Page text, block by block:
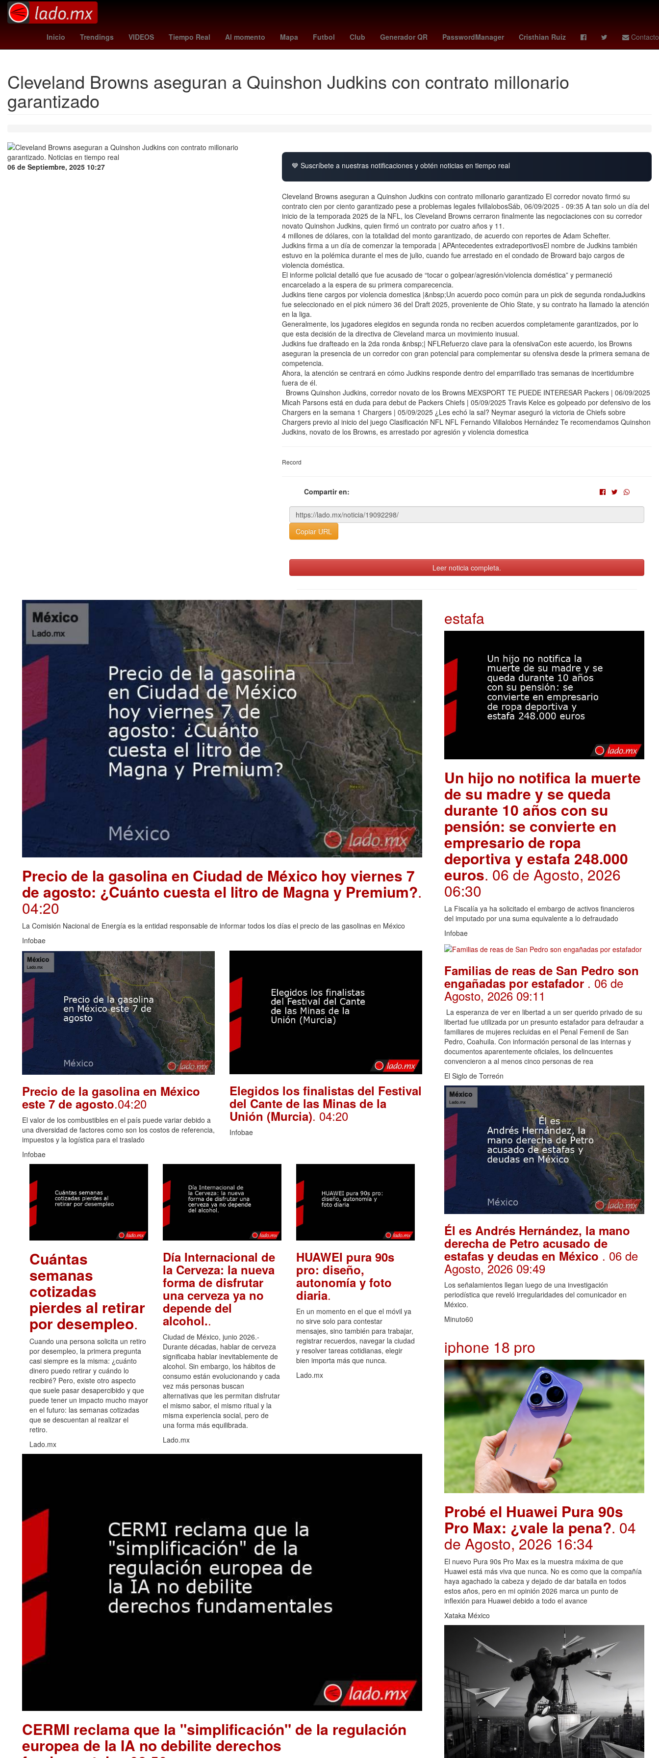
Inicio Trendings VIDEOS Tiempo Real Al momento Mapa Futbol Club Generador QR PasswordManager Cristhian Ruiz Contacto
2024 iphone 18 pro Américo Villarreal Banderilla vasco da gama - medellín Semana Santa Dólar estadounidense 27 de marzo Argentina Brasil
Cleveland Browns aseguran a Quinshon Judkins con contrato millonario
garantizado
06 de Septiembre, 2025 10:27 💙 Suscríbete a nuestras notificaciones y obtén noticias en tiempo real
Cleveland Browns aseguran a Quinshon Judkins con contrato millonario garantizado El corredor novato firmó su
contrato cien por ciento garantizado pese a problemas legales fvillalobosSáb, 06/09/2025 - 09:35 A tan solo un día del
inicio de la temporada 2025 de la NFL, los Cleveland Browns cerraron finalmente las negociaciones con su corredor
novato Quinshon Judkins, quien firmó un contrato por cuatro años y 11.
4 millones de dólares, con la totalidad del monto garantizado, de acuerdo con reportes de Adam Schefter.
Judkins firma a un día de comenzar la temporada | APAntecedentes extradeportivosEl nombre de Judkins también
estuvo en la polémica durante el mes de julio, cuando fue arrestado en el condado de Broward bajo cargos de
violencia doméstica.
El informe policial detalló que fue acusado de “tocar o golpear/agresión/violencia doméstica” y permaneció
encarcelado a la espera de su primera comparecencia.
Judkins tiene cargos por violencia domestica |&nbsp;Un acuerdo poco común para un pick de segunda rondaJudkins
fue seleccionado en el pick número 36 del Draft 2025, proveniente de Ohio State, y su contrato ha llamado la atención
en la liga.
Generalmente, los jugadores elegidos en segunda ronda no reciben acuerdos completamente garantizados, por lo
que esta decisión de la directiva de Cleveland marca un movimiento inusual.
Judkins fue drafteado en la 2da ronda &nbsp;| NFLRefuerzo clave para la ofensivaCon este acuerdo, los Browns
aseguran la presencia de un corredor con gran potencial para complementar su ofensiva desde la primera semana de
competencia.
Ahora, la atención se centrará en cómo Judkins responde dentro del emparrillado tras semanas de incertidumbre
fuera de él.
Browns Quinshon Judkins, corredor novato de los Browns MEXSPORT TE PUEDE INTERESAR Packers | 06/09/2025
Micah Parsons está en duda para debut de Packers Chiefs | 05/09/2025 Travis Kelce es golpeado por defensivo de los
Chargers en la semana 1 Chargers | 05/09/2025 ¿Les echó la sal? Neymar aseguró la victoria de Chiefs sobre
Chargers previo al inicio del juego Clasificación NFL NFL Fernando Villalobos Hernández Te recomendamos Quinshon
Judkins, novato de los Browns, es arrestado por agresión y violencia domestica
Record
Compartir en:
Copiar URL
Leer noticia completa.
Precio de la gasolina en Ciudad de México hoy viernes 7
de agosto: ¿Cuánto cuesta el litro de Magna y Premium?.
04:20
La Comisión Nacional de Energía es la entidad responsable de informar todos los días el precio de las gasolinas en México
Infobae
Precio de la gasolina en México
este 7 de agosto.04:20
El valor de los combustibles en el país puede variar debido a
una diversidad de factores como son los costos de referencia,
impuestos y la logística para el traslado
Infobae
Elegidos los finalistas del Festival
del Cante de las Minas de la
Unión (Murcia). 04:20
Infobae
Cuántas
semanas
cotizadas
pierdes al retirar
por desempleo.
Cuando una persona solicita un retiro
por desempleo, la primera pregunta
casi siempre es la misma: ¿cuánto
dinero puedo retirar y cuándo lo
recibiré? Pero, existe otro aspecto
que suele pasar desapercibido y que
puede tener un impacto mucho mayor
en el futuro: las semanas cotizadas
que se descuentan al realizar el
retiro.
Lado.mx
Día Internacional de
la Cerveza: la nueva
forma de disfrutar
una cerveza ya no
depende del
alcohol..
Ciudad de México, junio 2026.-
Durante décadas, hablar de cerveza
significaba hablar inevitablemente de
alcohol. Sin embargo, los hábitos de
consumo están evolucionando y cada
vez más personas buscan
alternativas que les permitan disfrutar
el mismo sabor, el mismo ritual y la
misma experiencia social, pero de
una forma más equilibrada.
Lado.mx
HUAWEI pura 90s
pro: diseño,
autonomía y foto
diaria.
En un momento en el que el móvil ya
no sirve solo para contestar
mensajes, sino también para trabajar,
registrar recuerdos, navegar la ciudad
y resolver tareas cotidianas, elegir
bien importa más que nunca.
Lado.mx
CERMI reclama que la "simplificación" de la regulación
europea de la IA no debilite derechos
estafa
Un hijo no notifica la muerte
de su madre y se queda
durante 10 años con su
pensión: se convierte en
empresario de ropa
deportiva y estafa 248.000
euros. 06 de Agosto, 2026
06:30
La Fiscalía ya ha solicitado el embargo de activos financieros
del imputado por una suma equivalente a lo defraudado
Infobae
Familias de reas de San Pedro son
engañadas por estafador . 06 de
Agosto, 2026 09:11
La esperanza de ver en libertad a un ser querido privado de su
libertad fue utilizada por un presunto estafador para defraudar a
familiares de mujeres recluidas en el Penal Femenil de San
Pedro, Coahuila. Con información personal de las internas y
documentos aparentemente oficiales, los delincuentes
convencieron a al menos cinco personas de rea
El Siglo de Torreón
Él es Andrés Hernández, la mano
derecha de Petro acusado de
estafas y deudas en México . 06 de
Agosto, 2026 09:49
Los señalamientos llegan luego de una investigación
periodística que reveló irregularidades del comunicador en
México.
Minuto60
iphone 18 pro
Probé el Huawei Pura 90s
Pro Max: ¿vale la pena?. 04
de Agosto, 2026 16:34
El nuevo Pura 90s Pro Max es la muestra máxima de que
Huawei está más viva que nunca. No es como que la compañía
haya agachado la cabeza y dejado de dar batalla en todos
estos años, pero en mi opinión 2026 marca un punto de
inflexión para Huawei debido a todo el avance
Xataka México